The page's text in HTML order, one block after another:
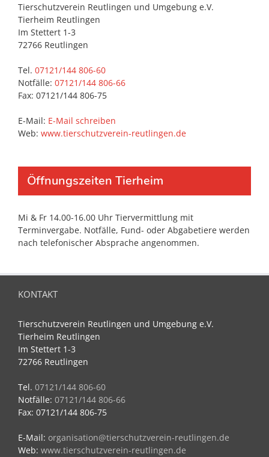
Tierschutzverein Reutlingen und Umgebung e.V.
Tierheim Reutlingen
Im Stettert 1-3
72766 Reutlingen
Tel. 07121/144 806-60
Notfälle: 07121/144 806-66
Fax: 07121/144 806-75
E-Mail: E-Mail schreiben
Web: www.tierschutzverein-reutlingen.de
Öffnungszeiten Tierheim
Mi & Fr 14.00-16.00 Uhr Tiervermittlung mit
Terminvergabe. Notfälle, Fund- oder Abgabetiere werden
nach telefonischer Absprache angenommen.
KONTAKT
Tierschutzverein Reutlingen und Umgebung e.V.
Tierheim Reutlingen
Im Stettert 1-3
72766 Reutlingen
Tel. 07121/144 806-60
Notfälle: 07121/144 806-66
Fax: 07121/144 806-75
E-Mail: organisation@tierschutzverein-reutlingen.de
Web: www.tierschutzverein-reutlingen.de